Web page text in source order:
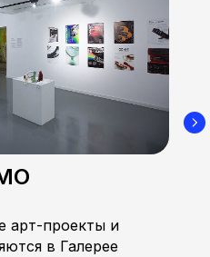
арт-проекты и
в Галерее